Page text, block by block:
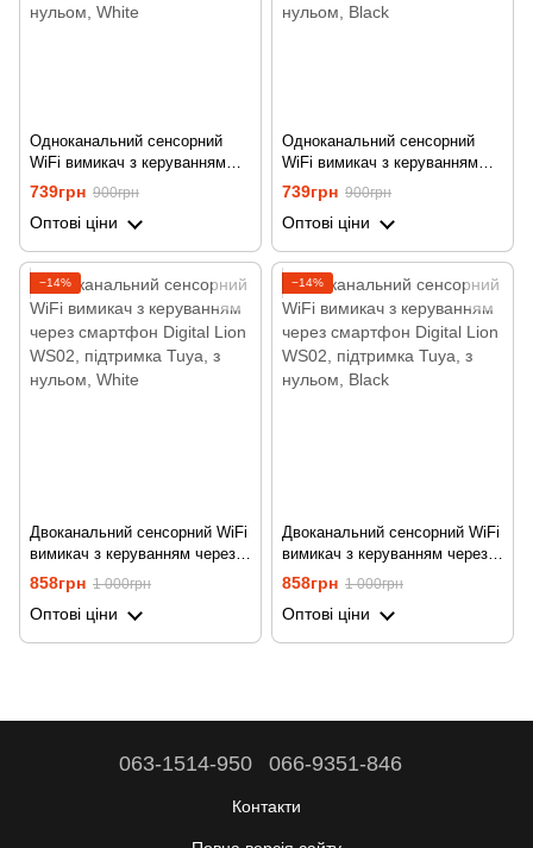
Одноканальний сенсорний
WiFi вимикач з керуванням
через смартфон Digital Lion
WS01, підтримка Tuya, з
нульом, White
739грн 900грн
Оптові ціни
Одноканальний сенсорний
WiFi вимикач з керуванням
через смартфон Digital Lion
WS01, підтримка Tuya, з
нульом, Black
739грн 900грн
Оптові ціни
−14%
Двоканальний сенсорний WiFi
вимикач з керуванням через
смартфон Digital Lion WS02,
підтримка Tuya, з нульом,
White
858грн 1 000грн
Оптові ціни
−14%
Двоканальний сенсорний WiFi
вимикач з керуванням через
смартфон Digital Lion WS02,
підтримка Tuya, з нульом,
Black
858грн 1 000грн
Оптові ціни
063-1514-950 066-9351-846
Контакти